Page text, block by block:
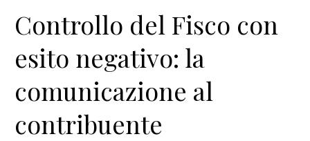
Controllo del Fisco con
esito negativo: la
comunicazione al
contribuente